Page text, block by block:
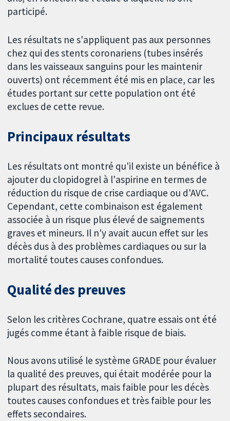
participé.
Les résultats ne s'appliquent pas aux personnes
chez qui des stents coronariens (tubes insérés
dans les vaisseaux sanguins pour les maintenir
ouverts) ont récemment été mis en place, car les
études portant sur cette population ont été
exclues de cette revue.
Principaux résultats
Les résultats ont montré qu'il existe un bénéfice à
ajouter du clopidogrel à l'aspirine en termes de
réduction du risque de crise cardiaque ou d'AVC.
Cependant, cette combinaison est également
associée à un risque plus élevé de saignements
graves et mineurs. Il n'y avait aucun effet sur les
décès dus à des problèmes cardiaques ou sur la
mortalité toutes causes confondues.
Qualité des preuves
Selon les critères Cochrane, quatre essais ont été
jugés comme étant à faible risque de biais.
Nous avons utilisé le système GRADE pour évaluer
la qualité des preuves, qui était modérée pour la
plupart des résultats, mais faible pour les décès
toutes causes confondues et très faible pour les
effets secondaires.